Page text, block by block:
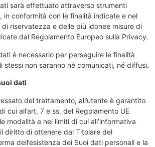
sarà effettuato attraverso strumenti
in conformità con le finalità indicate e nel
riservatezza e delle più idonee misure di
dal Regolamento Europeo sulla Privacy.
è necessario per perseguire le finalità
stessi non saranno né comunicati, né diffusi.
dati
del trattamento, all’utente è garantito
cui all’art. 7 e ss. del Regolamento UE
modalità e nei limiti di cui all’informativa
diritto di ottenere dal Titolare del
dell’esistenza dei Suoi dati personali e la